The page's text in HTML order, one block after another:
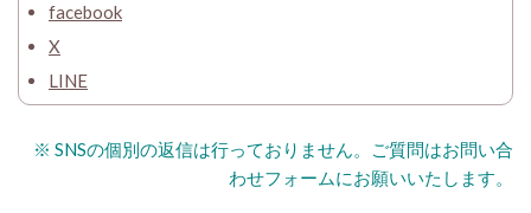
facebook
X
LINE
※ SNSの個別の返信は行っておりません。ご質問はお問い合
わせフォームにお願いいたします。